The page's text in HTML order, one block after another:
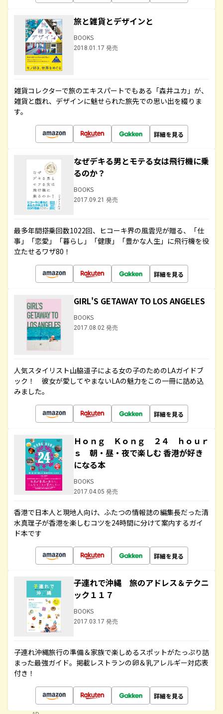
旅と雑貨とデザインと
BOOKS
2018.01.17 発売
雑貨コレクターで旅のエキスパートでもある「森井ユカ」が、
雑貨と戯れ、デザインに魅せられた旅先での思い出を綴りま
す。
詳細を見る
なぜデキる男とモテる女は飛行機に乗
るのか？
BOOKS
2017.09.21 発売
最多年間搭乗回数1022回、ヒコーキ界の風雲児が贈る、「仕
事」「恋愛」「暮らし」「健康」「豊かな人生」に飛行機を役
立たせるワザ80！
詳細を見る
GIRL'S GETAWAY TO LOS ANGELES
BOOKS
2017.08.02 発売
人気スタイリスト山脇道子による女の子のためのLAガイドブ
ック！ 彼女が愛してやまないLAの魅力をこの一冊に詰め込
みました。
詳細を見る
Ｈｏｎｇ Ｋｏｎｇ ２４ ｈｏｕｒ
ｓ 朝・昼・夜で楽しむ 香港が好き
になる本
BOOKS
2017.04.05 発売
香港で日本人と現地人向け、ふたつの情報誌の編集長だった清
水真理子が香港を楽しむコツを24時間に分けて案内するガイ
ド本です
詳細を見る
子連れで沖縄 旅のアドレス＆テクニ
ック１１７
BOOKS
2017.03.17 発売
子連れ沖縄旅行の準備＆家族で楽しめるスポットがたっぷり詰
まった最強ガイド。掲載レストランの卵＆乳アレルギー対応表
付き！
詳細を見る